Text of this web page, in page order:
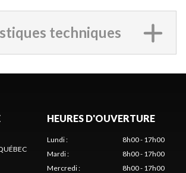
techniques
HEURES D'OUVERTURE
Lundi:
8h00 - 17h00
Mardi:
8h00 - 17h00
Mercredi:
8h00 - 17h00